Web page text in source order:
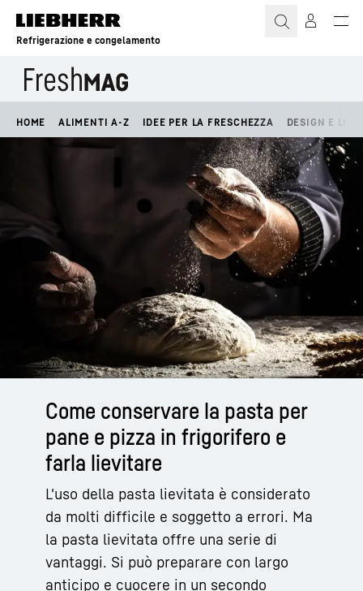
Refrigerazione e congelamento
HOME ALIMENTI A-Z IDEE PER LA FRESCHEZZA DESIGN E
Come conservare la pasta per
pane e pizza in frigorifero e
farla lievitare
L'uso della pasta lievitata è considerato
da molti difficile e soggetto a errori. Ma
la pasta lievitata offre una serie di
vantaggi. Si può preparare con largo
anticipo e cuocere in un secondo